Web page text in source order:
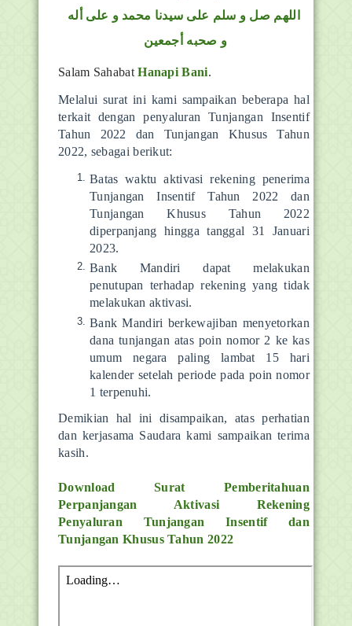
اللهم صل و سلم على سيدنا محمد و على أله
و صحبه أجمعين
Salam SahabatHanapi Bani.
Melalui surat ini kami sampaikan beberapa hal
terkait dengan penyaluran Tunjangan Insentif
Tahun 2022 dan Tunjangan Khusus Tahun
2022, sebagai berikut:
Batas waktu aktivasi rekening penerima
Tunjangan Insentif Tahun 2022 dan
Tunjangan Khusus Tahun 2022
diperpanjang hingga tanggal 31 Januari
2023.
Bank Mandiri dapat melakukan
penutupan terhadap rekening yang tidak
melakukan aktivasi.
Bank Mandiri berkewajiban menyetorkan
dana tunjangan atas poin nomor 2 ke kas
umum negara paling lambat 15 hari
kalender setelah periode pada poin nomor
1 terpenuhi.
Demikian hal ini disampaikan, atas perhatian
dan kerjasama Saudara kami sampaikan terima
kasih.
Download SuratPemberitahuan
Perpanjangan Aktivasi Rekening
Penyaluran Tunjangan Insentif dan
Tunjangan Khusus Tahun 2022